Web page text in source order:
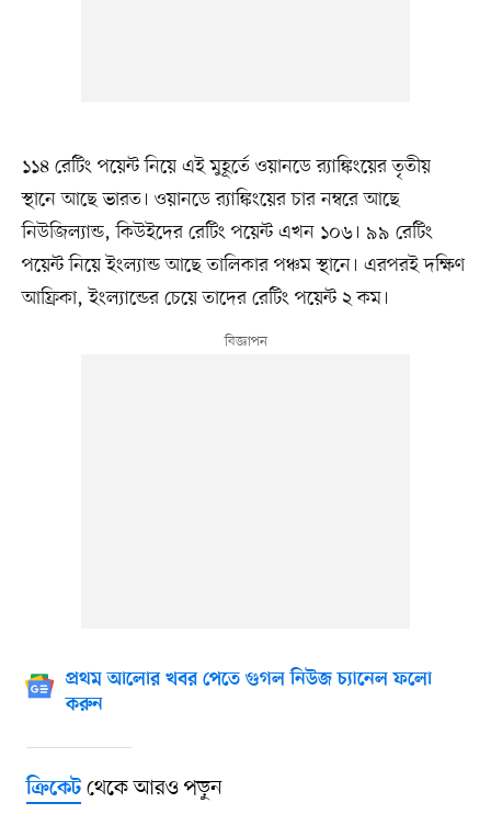
১১৪ রেটিং পয়েন্ট নিয়ে এই মুহূর্তে ওয়ানডে র‌্যাঙ্কিংয়ের তৃতীয়
স্থানে আছে ভারত। ওয়ানডে র‌্যাঙ্কিংয়ের চার নম্বরে আছে
নিউজিল্যান্ড, কিউইদের রেটিং পয়েন্ট এখন ১০৬। ৯৯ রেটিং
পয়েন্ট নিয়ে ইংল্যান্ড আছে তালিকার পঞ্চম স্থানে। এরপরই দক্ষিণ
আফ্রিকা, ইংল্যান্ডের চেয়ে তাদের রেটিং পয়েন্ট ২ কম।
প্রথম আলোর খবর পেতে গুগল নিউজ চ্যানেল ফলো
করুন
ক্রিকেটথেকে আরও পড়ুন